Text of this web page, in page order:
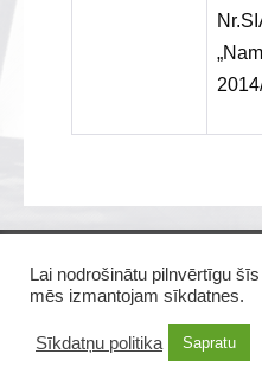
Lai nodrošinātu pilnvērtīgu
mēs izmantojam sīkdatnes.
Sīkdatņu politika Sapratu